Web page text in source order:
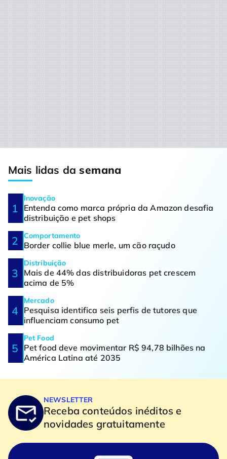
Mais lidas dasemana
Inovação
Entenda como marca própria da Amazon desafia
distribuição e pet shops
Comportamento
Border collie blue merle, um cão raçudo
Distribuição
Mais de 44% das distribuidoras pet crescem
acima de 5%
Mercado
Pesquisa identifica seis perfis de tutores que
influenciam consumo pet
Pet Food
Pet food deve movimentar R$ 94,78 bilhões na
América Latina até 2035
NEWSLETTER
Receba conteúdos inéditos e
novidades gratuitamente